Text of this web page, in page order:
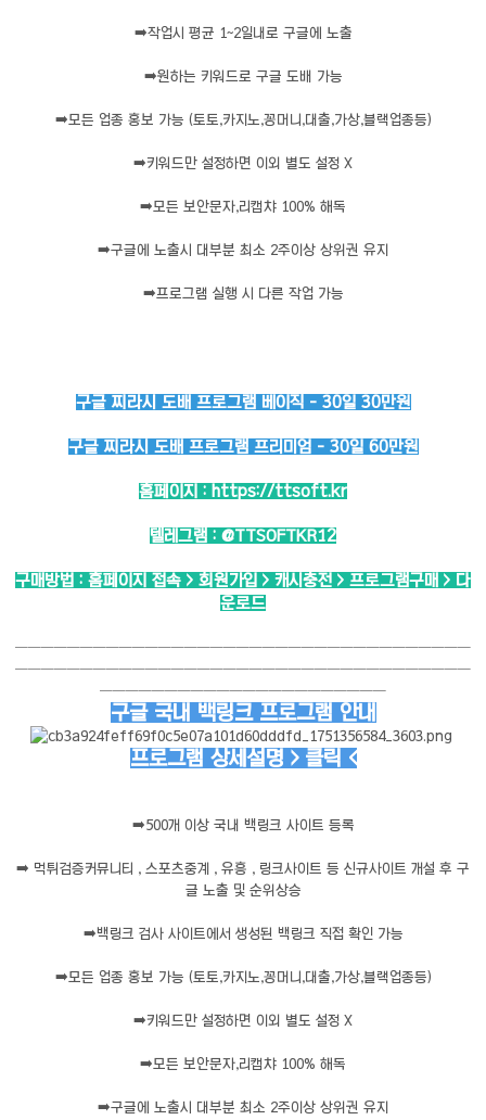
➡️작업시 평균 1~2일내로 구글에 노출
➡️원하는 키워드로 구글 도배 가능
➡️모든 업종 홍보 가능 (토토,카지노,꽁머니,대출,가상,블랙업종등)
➡️키워드만 설정하면 이외 별도 설정 X
➡️모든 보안문자,리캡챠 100% 해독
➡️구글에 노출시 대부분 최소 2주이상 상위권 유지
➡️프로그램 실행 시 다른 작업 가능
구글 찌라시 도배 프로그램 베이직 - 30일 30만원
구글 찌라시 도배 프로그램 프리미엄 - 30일 60만원
홈페이지 : https://ttsoft.kr
텔레그램 : @TTSOFTKR12
구매방법 : 홈페이지 접속 > 회원가입 > 캐시충전 > 프로그램구매 > 다
운로드
───────────────────────────────────
───────────────────────────────────
──────────────────────
구글 국내 백링크 프로그램 안내
프로그램 상세설명 > 클릭 <
➡️500개 이상 국내 백링크 사이트 등록
➡️ 먹튀검증커뮤니티 , 스포츠중계 , 유흥 , 링크사이트 등 신규사이트 개설 후 구
글 노출 및 순위상승
➡️백링크 검사 사이트에서 생성된 백링크 직접 확인 가능
➡️모든 업종 홍보 가능 (토토,카지노,꽁머니,대출,가상,블랙업종등)
➡️키워드만 설정하면 이외 별도 설정 X
➡️모든 보안문자,리캡챠 100% 해독
➡️구글에 노출시 대부분 최소 2주이상 상위권 유지